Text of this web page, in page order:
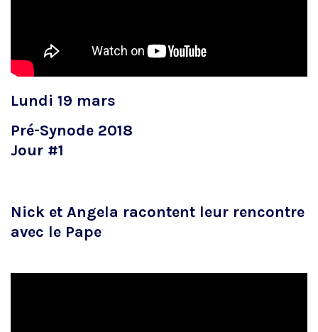
Lundi 19 mars
Pré-Synode 2018
Jour #1
Nick et Angela racontent leur rencontre
avec le Pape